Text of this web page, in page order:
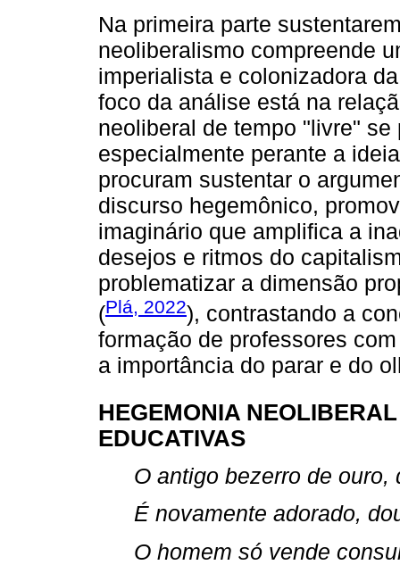
Na primeira parte
neoliberalismo compreende
imperialista e colonizadora
foco da análise está na
neoliberal de tempo "livre"
especialmente perante a
procuram sustentar o
discurso hegemônico,
imaginário que amplifica a
desejos e ritmos do
problematizar a dimensão
(Plá, 2022), contrastando a
formação de professores
a importância do parar e do
HEGEMONIA
EDUCATIVAS
O antigo bezerro de ouro,
É novamente adorado,
O homem só vende